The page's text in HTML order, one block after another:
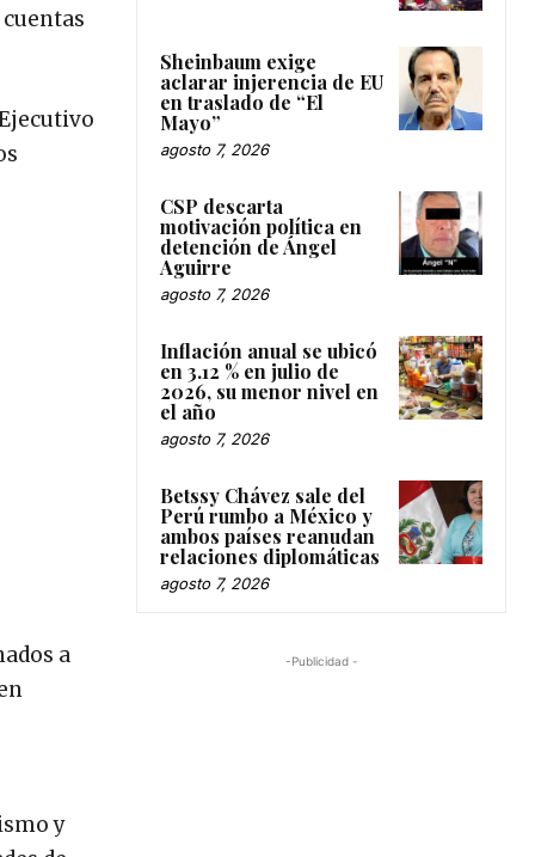
a
y
Sheinbaum exige
aclarar injerencia de EU
en traslado de “El
Mayo”
agosto 7, 2026
CSP descarta
motivación política en
detención de Ángel
Aguirre
agosto 7, 2026
Inflación anual se ubicó
en 3.12 % en julio de
2026, su menor nivel en
el año
agosto 7, 2026
Betssy Chávez sale del
Perú rumbo a México y
ambos países reanudan
relaciones diplomáticas
agosto 7, 2026
-Publicidad -